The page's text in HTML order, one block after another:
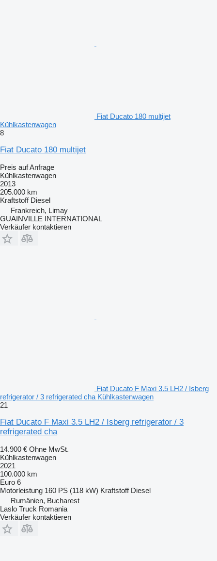
Fiat Ducato 180 multijet
Kühlkastenwagen
8
Fiat Ducato 180 multijet
Preis auf Anfrage
Kühlkastenwagen
2013
205.000 km
Kraftstoff Diesel
Frankreich, Limay
GUAINVILLE INTERNATIONAL
Verkäufer kontaktieren
Fiat Ducato F Maxi 3.5 LH2 / Isberg
refrigerator / 3 refrigerated cha Kühlkastenwagen
21
Fiat Ducato F Maxi 3.5 LH2 / Isberg refrigerator / 3
refrigerated cha
14.900 € Ohne MwSt.
Kühlkastenwagen
2021
100.000 km
Euro 6
Motorleistung 160 PS (118 kW) Kraftstoff Diesel
Rumänien, Bucharest
Laslo Truck Romania
Verkäufer kontaktieren